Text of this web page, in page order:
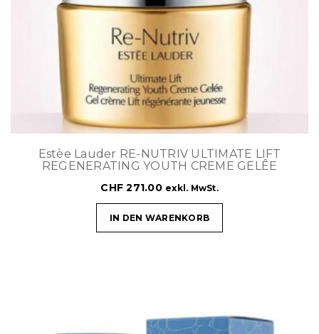
Estèe Lauder RE-NUTRIV ULTIMATE LIFT
REGENERATING YOUTH CREME GELÊE
CHF 271.00 exkl. MwSt.
IN DEN WARENKORB